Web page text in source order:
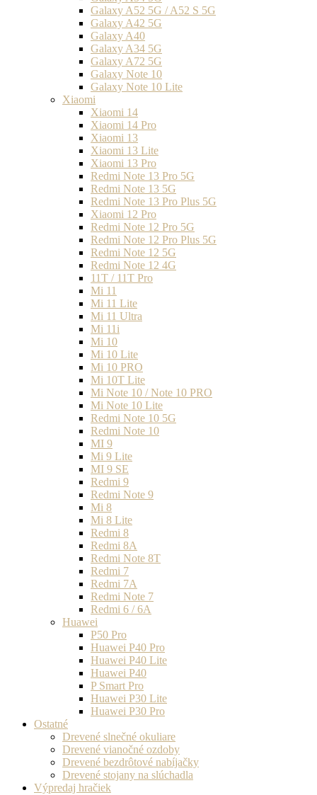
Galaxy A52 5G / A52 S 5G
Galaxy A42 5G
Galaxy A40
Galaxy A34 5G
Galaxy A72 5G
Galaxy Note 10
Galaxy Note 10 Lite
Xiaomi
Xiaomi 14
Xiaomi 14 Pro
Xiaomi 13
Xiaomi 13 Lite
Xiaomi 13 Pro
Redmi Note 13 Pro 5G
Redmi Note 13 5G
Redmi Note 13 Pro Plus 5G
Xiaomi 12 Pro
Redmi Note 12 Pro 5G
Redmi Note 12 Pro Plus 5G
Redmi Note 12 5G
Redmi Note 12 4G
11T / 11T Pro
Mi 11
Mi 11 Lite
Mi 11 Ultra
Mi 11i
Mi 10
Mi 10 Lite
Mi 10 PRO
Mi 10T Lite
Mi Note 10 / Note 10 PRO
Mi Note 10 Lite
Redmi Note 10 5G
Redmi Note 10
MI 9
Mi 9 Lite
MI 9 SE
Redmi 9
Redmi Note 9
Mi 8
Mi 8 Lite
Redmi 8
Redmi 8A
Redmi Note 8T
Redmi 7
Redmi 7A
Redmi Note 7
Redmi 6 / 6A
Huawei
P50 Pro
Huawei P40 Pro
Huawei P40 Lite
Huawei P40
P Smart Pro
Huawei P30 Lite
Huawei P30 Pro
Ostatné
Drevené slnečné okuliare
Drevené vianočné ozdoby
Drevené bezdrôtové nabíjačky
Drevené stojany na slúchadla
Výpredaj hračiek